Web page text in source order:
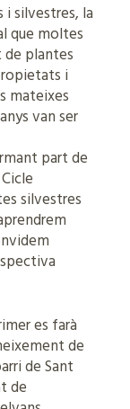
silvestres, la
que moltes
de plantes
i
mateixes
van ser
part de
silvestres
es farà
de
de Sant
de